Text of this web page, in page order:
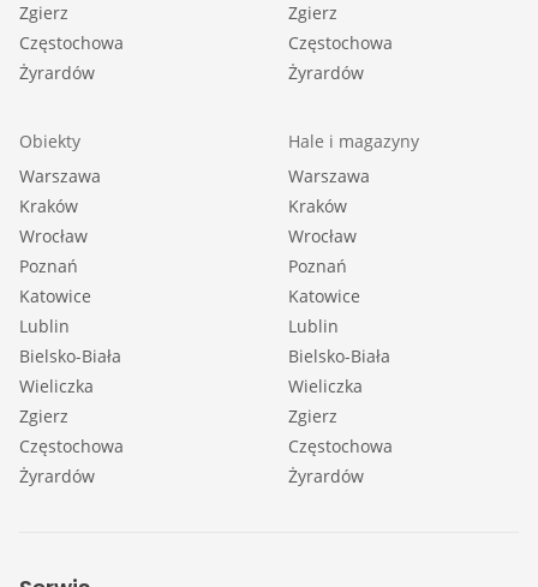
Zgierz
Częstochowa
Żyrardów
Zgierz
Częstochowa
Żyrardów
Obiekty
Warszawa
Kraków
Wrocław
Poznań
Katowice
Lublin
Bielsko-Biała
Wieliczka
Zgierz
Częstochowa
Żyrardów
Hale i magazyny
Warszawa
Kraków
Wrocław
Poznań
Katowice
Lublin
Bielsko-Biała
Wieliczka
Zgierz
Częstochowa
Żyrardów